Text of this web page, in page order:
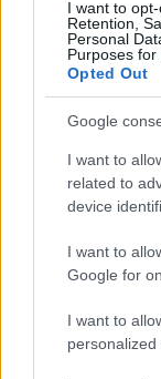
I want to
Retention,
Personal
Purposes for
Opted Out
Google
I want to
related to
device
I want to
Google for
I want to
personalized
Toimiala
Informaatio
Majoitus- ja
ALV-